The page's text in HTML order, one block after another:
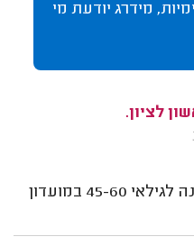
מידרג יודעת מי
לציון.
הרצאה בנושא תזונה לגילאי 45-60 במועדון